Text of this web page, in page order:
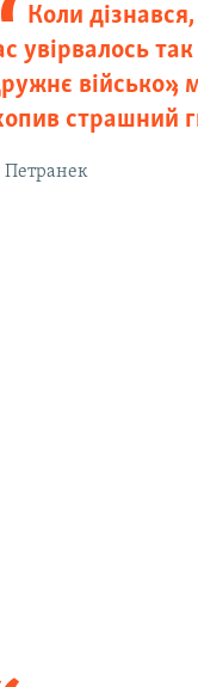
Коли
увірвалось
військо»,
страшний
Петранек